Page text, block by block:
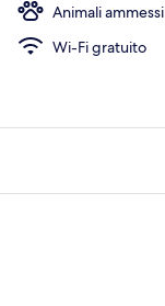
Animali ammessi
Wi-Fi gratuito